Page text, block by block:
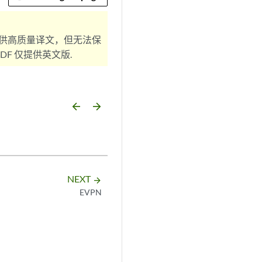
高质量译文，但无法保
仅提供英文版.
arrow_backward arrow_forward
NEXT arrow_forward
EVPN